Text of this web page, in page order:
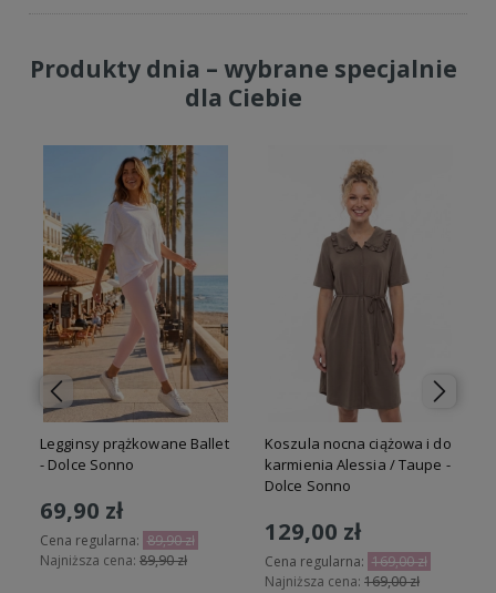
Produkty dnia – wybrane specjalnie
dla Ciebie
Legginsy prążkowane Ballet
- Dolce Sonno
69,90 zł
Cena regularna: 89,90 zł
Najniższa cena: 89,90 zł
Koszula nocna ciążowa i do
karmienia Alessia / Taupe -
Dolce Sonno
129,00 zł
Cena regularna: 169,00 zł
Najniższa cena: 169,00 zł